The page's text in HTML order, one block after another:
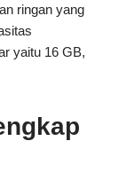
ringan yang
yaitu 16 GB,